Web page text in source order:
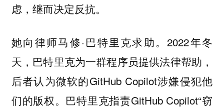
虑，继而决定反抗。
她向律师马修·巴特里克求助。2022年冬
天，巴特里克为一群程序员提供法律帮助，
后者认为微软的GitHub Copilot涉嫌侵犯他
们的版权。巴特里克指责GitHub Copilot“窃